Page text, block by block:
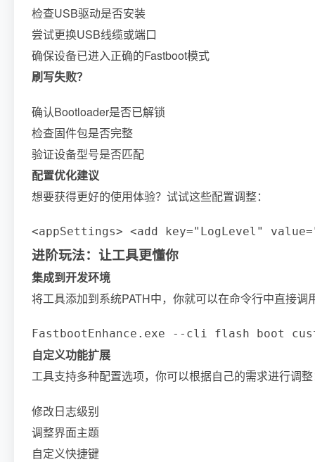
检查USB驱动是否安装
尝试更换USB线缆或端口
确保设备已进入正确的Fastboot模式
刷写失败？
确认Bootloader是否已解锁
检查固件包是否完整
验证设备型号是否匹配
配置优化建议
想要获得更好的使用体验？试试这些配置调整：
<appSettings> <add key="LogLevel"
进阶玩法：让工具更懂你
集成到开发环境
将工具添加到系统PATH中，你就可以在命令行中直接调
FastbootEnhance.exe --cli flash boot
自定义功能扩展
工具支持多种配置选项，你可以根据自己的需求进行调
修改日志级别
调整界面主题
自定义快捷键